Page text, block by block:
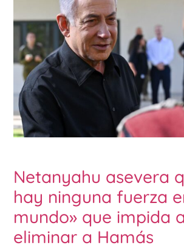
Netanyahu asevera
hay ninguna fuerza
mundo» que impida
eliminar a Hamás